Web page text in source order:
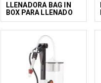
LLENADORA BAG IN
BOX PARA LLENADO
EN CALIENTE EI B12